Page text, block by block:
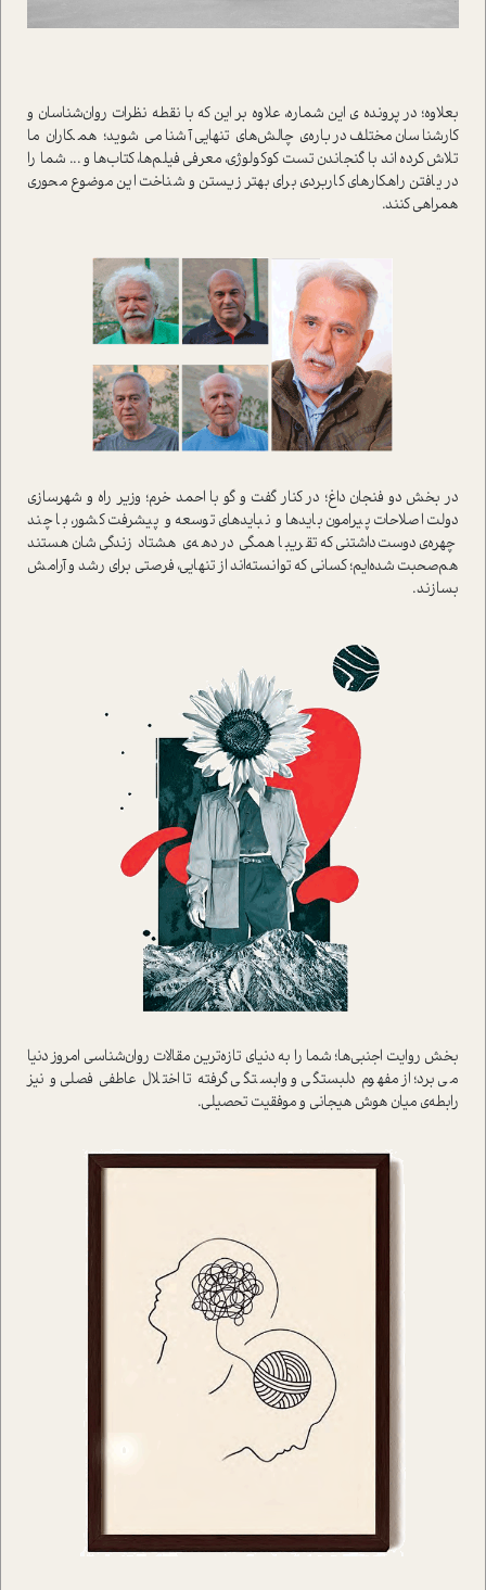
بعلاوه؛ در پرونده ی این شماره، علاوه بر این که با نقطه نظرات روان‌شناسان و
کارشناسان مختلف درباره‌ی چالش‌های تنهایی آشنا می شوید؛ همکاران ما
تلاش کرده اند با گنجاندن تست کوکولوژی، معرفی فیلم‌ها، کتاب‌ها و ... شما را
در یافتن راهکارهای کاربردی برای بهتر زیستن و شناخت این موضوع محوری
همراهی کنند.
در بخش دو فنجان داغ؛ در کنار گفت و گو با احمد خرم؛ وزیر راه و شهرسازی
دولت اصلاحات پیرامون بایدها و نبایدهای توسعه و پیشرفت کشور، با چند
چهره‌ی دوست‌داشتنی که تقریبا همگی در دهه‌ی هشتاد زندگی‌شان هستند
هم‌صحبت شده‌ایم؛ کسانی که توانسته‌اند از تنهایی، فرصتی برای رشد و آرامش
بسازند.
بخش روایت اجنبی‌ها؛ شما را به دنیای تازه‌ترین مقالات روان‌شناسی امروز دنیا
می‌برد؛ از مفهوم دلبستگی و وابستگی گرفته تا اختلال عاطفی فصلی و نیز
رابطه‌ی میان هوش هیجانی و موفقیت تحصیلی.